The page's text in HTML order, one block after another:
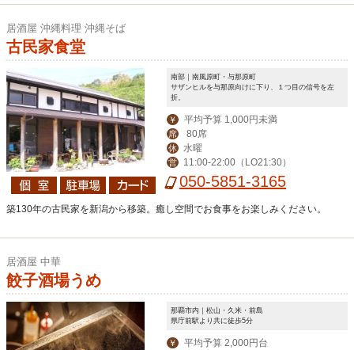
居酒屋 沖縄料理 沖縄そば
古民家食堂
南部｜南風原町・与那原町
サザンヒルを与那原向けに下り、１つ目の信号を左
折。
￥ 平均予算 1,000円未満
席 80席
休 水曜
営 11:00-22:00（LO21:30）
050-5851-3165
築130年の古民家を新潟から移築。癒し空間でお食事をお楽しみください。
居酒屋 中華
餃子酒場うめ
那覇市内｜松山・久米・前島
県庁前駅より共に徒歩5分
￥ 平均予算 2,000円台